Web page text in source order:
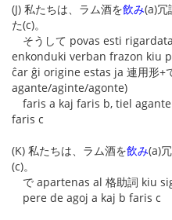
(J) 私たちは、ラム酒を飲み(a)冗
た(c)。
そうして povas esti
enkonduki verban frazon kiu
ĉar ĝi origine estas ja 連用形
agante/aginte/agonte)
faris a kaj faris b, tiel
faris c
(K) 私たちは、ラム酒を飲み(a)
(c)。
で apartenas al 格助詞 kiu
pere de agoj a kaj b faris c